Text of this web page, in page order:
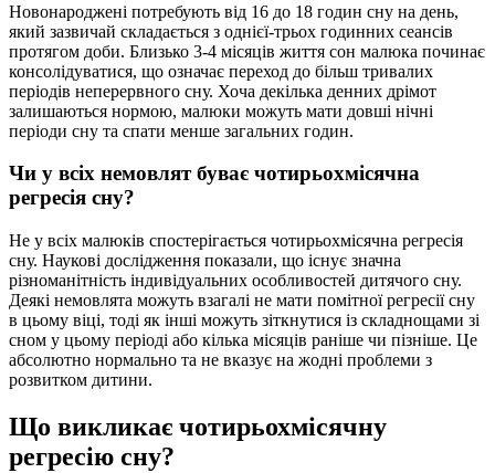
Новонароджені потребують від 16 до 18 годин сну на день,
який зазвичай складається з однієї-трьох годинних сеансів
протягом доби. Близько 3-4 місяців життя сон малюка починає
консолідуватися, що означає переход до більш тривалих
періодів неперервного сну. Хоча декілька денних дрімот
залишаються нормою, малюки можуть мати довші нічні
періоди сну та спати менше загальних годин.
Чи у всіх немовлят буває чотирьохмісячна
регресія сну?
Не у всіх малюків спостерігається чотирьохмісячна регресія
сну. Наукові дослідження показали, що існує значна
різноманітність індивідуальних особливостей дитячого сну.
Деякі немовлята можуть взагалі не мати помітної регресії сну
в цьому віці, тоді як інші можуть зіткнутися із складнощами зі
сном у цьому періоді або кілька місяців раніше чи пізніше. Це
абсолютно нормально та не вказує на жодні проблеми з
розвитком дитини.
Що викликає чотирьохмісячну
регресію сну?